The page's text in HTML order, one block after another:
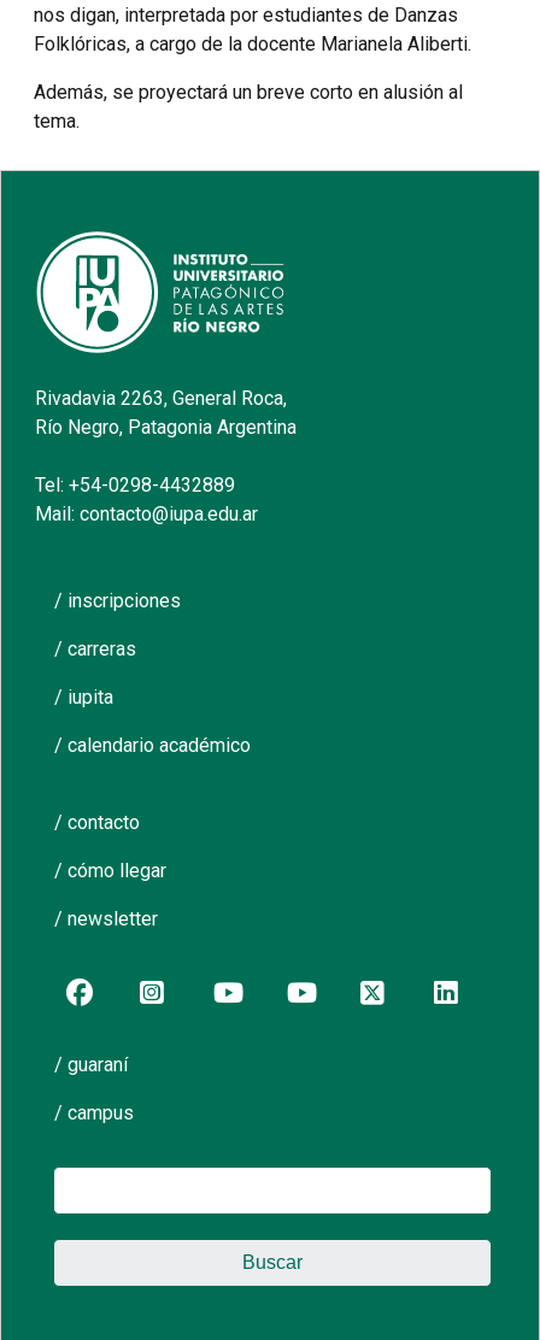
nos digan, interpretada por estudiantes de Danzas
Folklóricas, a cargo de la docente Marianela Aliberti.
Además, se proyectará un breve corto en alusión al
tema.
Rivadavia 2263, General Roca,
Río Negro, Patagonia Argentina
Tel: +54-0298-4432889
Mail: contacto@iupa.edu.ar
/ inscripciones
/ carreras
/ iupita
/ calendario académico
/ contacto
/ cómo llegar
/ newsletter
/ guaraní
/ campus
Buscar: